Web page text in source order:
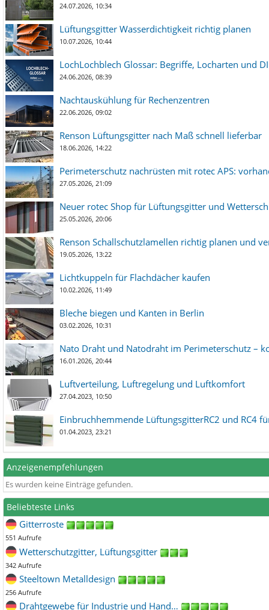
24.07.2026, 10:34
Lüftungsgitter Wasserdichtigkeit richtig planen
10.07.2026, 10:44
LochLochblech Glossar: Begriffe, Locharten und
24.06.2026, 08:39
Nachtauskühlung für Rechenzentren
22.06.2026, 09:02
Renson Lüftungsgitter nach Maß schnell lieferbar
18.06.2026, 14:22
Perimeterschutz nachrüsten mit rotec APS:
27.05.2026, 21:09
Neuer rotec Shop für Lüftungsgitter und
25.05.2026, 20:06
Renson Schallschutzlamellen richtig planen und
19.05.2026, 13:22
Lichtkuppeln für Flachdächer kaufen
10.02.2026, 11:49
Bleche biegen und Kanten in Berlin
03.02.2026, 10:31
Nato Draht und Natodraht im Perimeterschutz –
16.01.2026, 20:44
Luftverteilung, Luftregelung und Luftkomfort
27.04.2023, 10:50
Einbruchhemmende LüftungsgitterRC2 und RC4
01.04.2023, 23:21
Anzeigenempfehlungen
Es wurden keine Einträge gefunden.
Beliebteste Links
Gitterroste
551 Aufrufe
Wetterschutzgitter, Lüftungsgitter
342 Aufrufe
Steeltown Metalldesign
256 Aufrufe
Drahtgewebe für Industrie und Hand…